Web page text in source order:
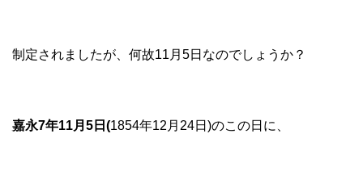
制定されましたが、何故11月5日なのでしょうか？
嘉永7年11月5日(1854年12月24日)のこの日に、